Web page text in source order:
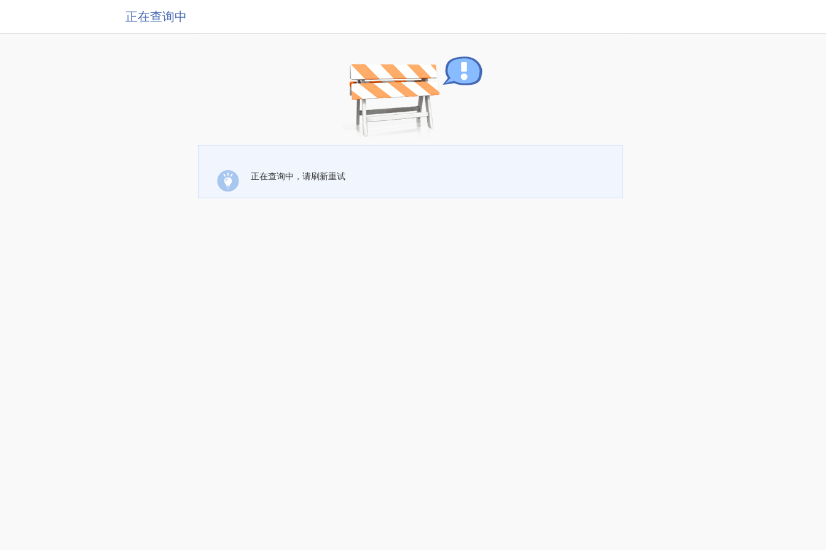
正在查询中
正在查询中，请刷新重试